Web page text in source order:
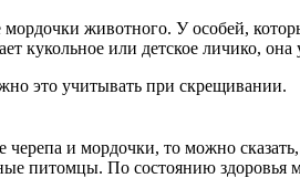
животного. У особей,
кукольное или детское личико,
это учитывать при скрещивании.
и мордочки, то можно
питомцы. По состоянию здоровья